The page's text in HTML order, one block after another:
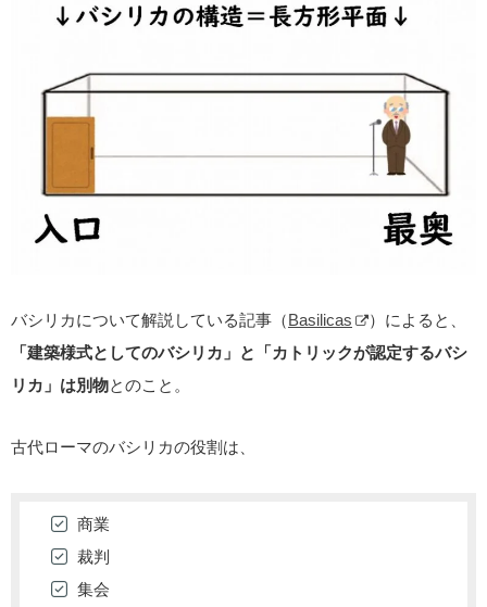
バシリカについて解説している記事（Basilicas
）によると、
「建築様式としてのバシリカ」と「カトリックが認定するバシ
リカ」は別物とのこと。
古代ローマのバシリカの役割は、
商業
裁判
集会